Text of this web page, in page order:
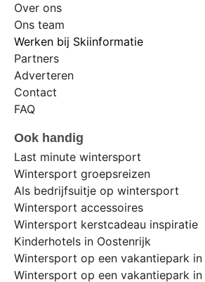
Over ons
Ons team
Werken bij Skiinformatie
Partners
Adverteren
Contact
FAQ
Ook handig
Last minute wintersport
Wintersport groepsreizen
Als bedrijfsuitje op wintersport
Wintersport accessoires
Wintersport kerstcadeau inspiratie
Kinderhotels in Oostenrijk
Wintersport op een vakantiepark in
Wintersport op een vakantiepark